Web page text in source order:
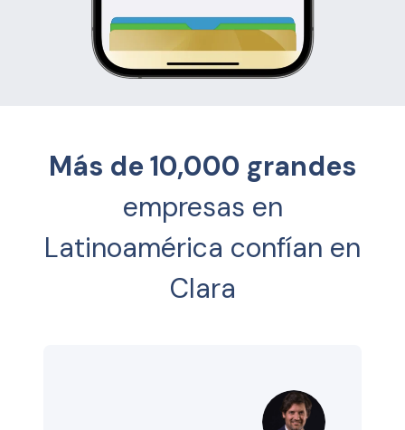
Más de 10,000 grandes
empresas en
Latinoamérica confían en
Clara